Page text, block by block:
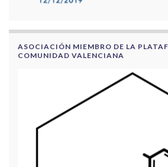
ASOCIACIÓN MIEMBRO DE LA
COMUNIDAD VALENCIANA